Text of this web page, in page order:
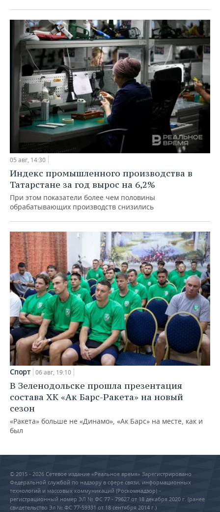
05 авг, 14:30
Индекс промышленного производства в
Татарстане за год вырос на 6,2%
При этом показатели более чем половины
обрабатывающих производств снизились
Спорт 06 авг, 19:10
В Зеленодольске прошла презентация
состава ХК «Ак Барс-Ракета» на новый
сезон
«Ракета» больше не «Динамо», «Ак Барс» на месте, как и
был
© 2015 - 2026 Сетевое издание «Реальное время» Зарегистрировано
Федеральной службой по надзору в сфере связи, информационных
технологий и массовых коммуникаций (Роскомнадзор) –
регистрационный номер ЭЛ № ФС 77 - 79627 от 18 декабря 2020 г. (ранее
свидетельство Эл № ФС 77-59331 от 18 сентября 2014 г.)